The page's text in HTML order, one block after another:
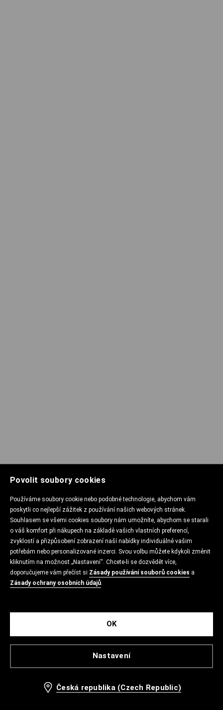
Povolit soubory cookies
Používáme soubory cookie nebo podobné technologie, abychom vám
poskytli co nejlepší zážitek z používání našich webových stránek.
Souhlasem se všemi cookies soubory nám umožníte, abychom se starali
o váš komfort při nákupech na základě vašich vlastních preferencí,
zvyklostí a přizpůsobení zobrazení naší nabídky individuálně vašim
potřebám nebo personalizované inzerci. Svou volbu můžete kdykoli změnit
kliknutím na možnost „Nastavení“. Chcete-li se dozvědět více,
doporučujeme vám přečíst si Zásady používání souborů cookies a
Zásady ochrany osobních údajů.
Nastavení
OK
Česká republika (Czech Republic)